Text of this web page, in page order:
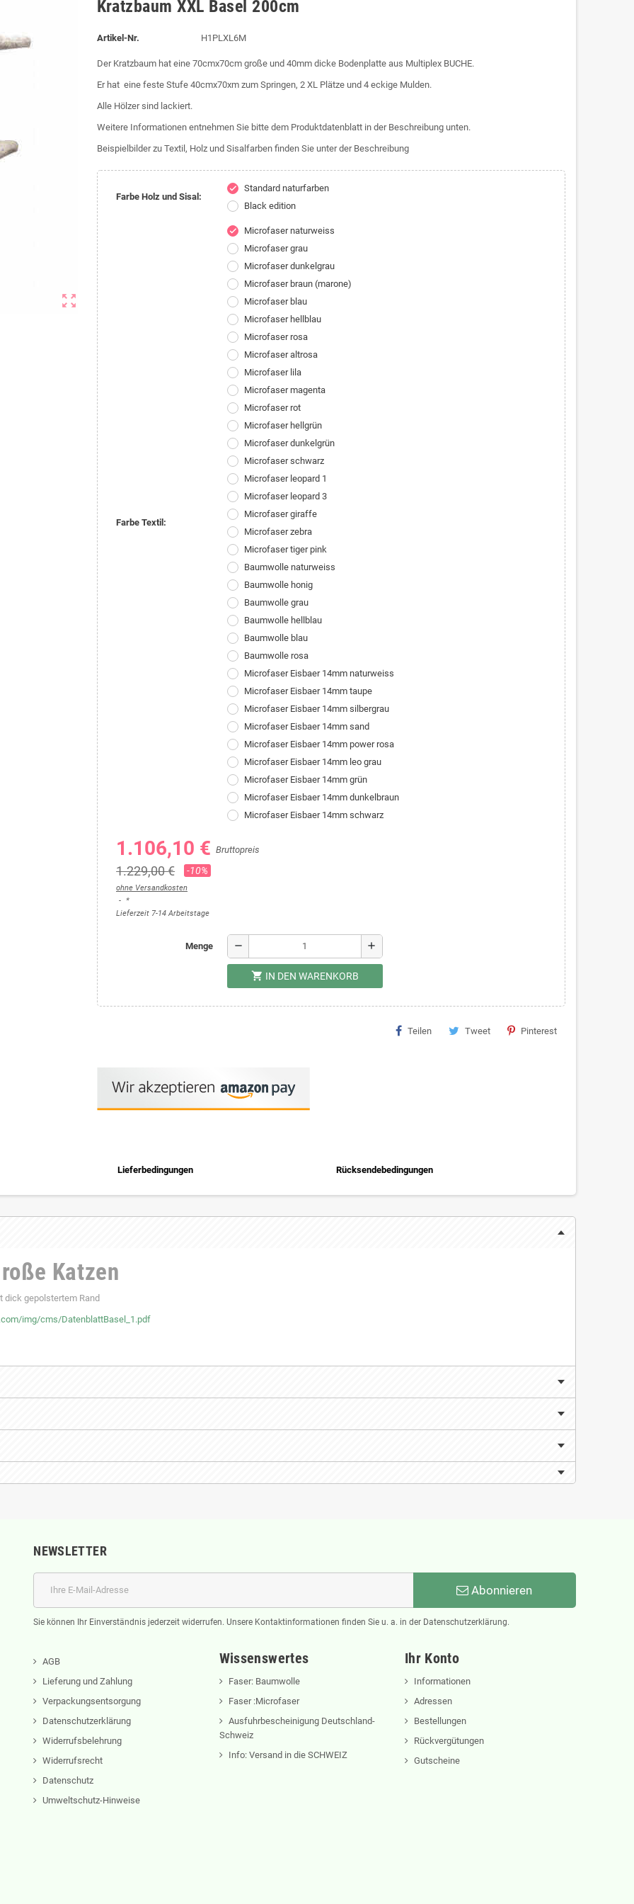
zoom_out_map
Kratzbaum XXL Basel 200cm
Artikel-Nr. H1PLXL6M
Der Kratzbaum hat eine 70cmx70cm große und 40mm dicke Bodenplatte aus Multiplex BUCHE.
Er hat eine feste Stufe 40cmx70xm zum Springen, 2 XL Plätze und 4 eckige Mulden.
Alle Hölzer sind lackiert.
Weitere Informationen entnehmen Sie bitte dem Produktdatenblatt in der Beschreibung unten.
Beispielbilder zu Textil, Holz und Sisalfarben finden Sie unter der Beschreibung
Farbe Holz und Sisal:
check
Standard naturfarben
Black edition
Farbe Textil:
check
Microfaser naturweiss
Microfaser grau
Microfaser dunkelgrau
Microfaser braun (marone)
Microfaser blau
Microfaser hellblau
Microfaser rosa
Microfaser altrosa
Microfaser lila
Microfaser magenta
Microfaser rot
Microfaser hellgrün
Microfaser dunkelgrün
Microfaser schwarz
Microfaser leopard 1
Microfaser leopard 3
Microfaser giraffe
Microfaser zebra
Microfaser tiger pink
Baumwolle naturweiss
Baumwolle honig
Baumwolle grau
Baumwolle hellblau
Baumwolle blau
Baumwolle rosa
Microfaser Eisbaer 14mm naturweiss
Microfaser Eisbaer 14mm taupe
Microfaser Eisbaer 14mm silbergrau
Microfaser Eisbaer 14mm sand
Microfaser Eisbaer 14mm power rosa
Microfaser Eisbaer 14mm leo grau
Microfaser Eisbaer 14mm grün
Microfaser Eisbaer 14mm dunkelbraun
Microfaser Eisbaer 14mm schwarz
1.106,10 € Bruttopreis
1.229,00 € -10%
ohne Versandkosten
*
Lieferzeit 7-14 Arbeitstage
Menge remove add
shopping_cart IN DEN WARENKORB
Teilen Tweet Pinterest
Lieferbedingungen Rücksendebedingungen
Katzen
gepolstertem Rand
img/cms/DatenblattBasel_1.pdf
NEWSLETTER
Abonnieren
Sie können Ihr Einverständnis jederzeit widerrufen. Unsere Kontaktinformationen finden Sie u. a. in der Datenschutzerklärung.
AGB
Lieferung und Zahlung
Verpackungsentsorgung
Datenschutzerklärung
Widerrufsbelehrung
Widerrufsrecht
Datenschutz
Umweltschutz-Hinweise
Wissenswertes
Faser: Baumwolle
Faser :Microfaser
Ausfuhrbescheinigung Deutschland-
Schweiz
Info: Versand in die SCHWEIZ
Ihr Konto
Informationen
Adressen
Bestellungen
Rückvergütungen
Gutscheine